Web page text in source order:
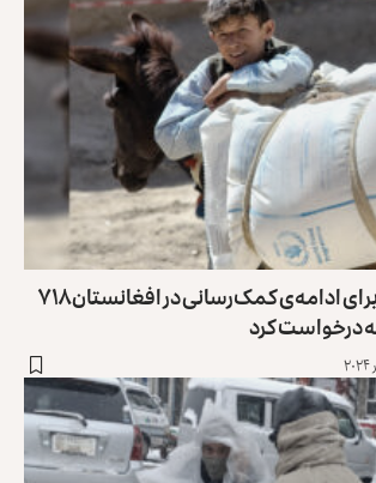
برنامه جهانی غذا برای ادامه‌‌ی کمک‌رسانی در افغانستان ۷۱۸
درخواست کرد